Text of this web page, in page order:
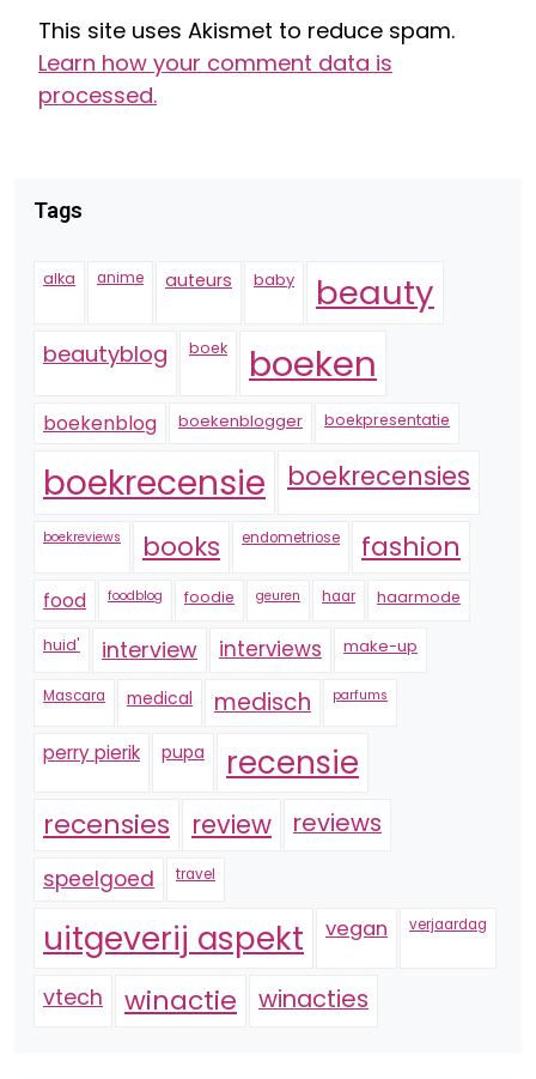
This site uses Akismet to reduce spam.
Learn how your comment data is
processed.
Tags
alka anime auteurs baby beauty
beautyblog boek boeken
boekenblog boekenblogger boekpresentatie
boekrecensie boekrecensies
boekreviews books endometriose fashion
food foodblog foodie geuren haar haarmode
huid' interview interviews make-up
Mascara medical medisch parfums
perry pierik pupa recensie
recensies review reviews
speelgoed travel
uitgeverij aspekt vegan verjaardag
vtech winactie winacties